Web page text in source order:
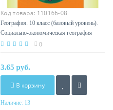
Код товара: 110166-08
География. 10 класс (базовый уровень).
Социально-экономическая география
мира. Тетрадь для практических и
Метельский, «Сэр-Вит»
0
3.65 руб.
В корзину
Наличие: 13